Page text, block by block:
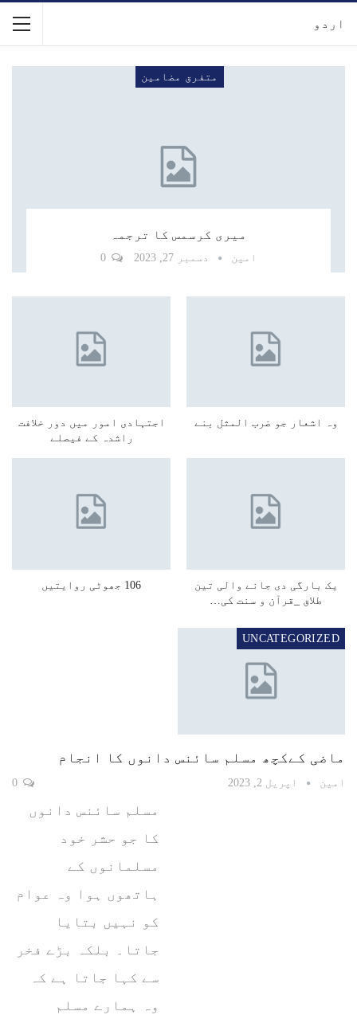
اردو
متفرق مضامین
میری کرسمس کا ترجمہ
امین دسمبر 27, 2023
وہ اشعار جو ضرب المثل بنے
یک بارگی دی جانے والی تین
طلاق _قرآن و سنت کی…
اجتہادی امور میں دور خلافت
راشدہ کے فیصلے
106 جھوٹی روایتیں
UNCATEGORIZED
ماضی کےکچھ مسلم سائنس دانوں کا انجام
امین اپریل 2, 2023
مسلم سائنس دانوں
کا جو حشر خود
مسلمانوں کے
ہاتھوں ہوا وہ عوام
کو نہیں بتایا
جاتا۔ بلکہ بڑے فخر
سے کہا جاتا ہے کہ
وہ ہمارے مسلم